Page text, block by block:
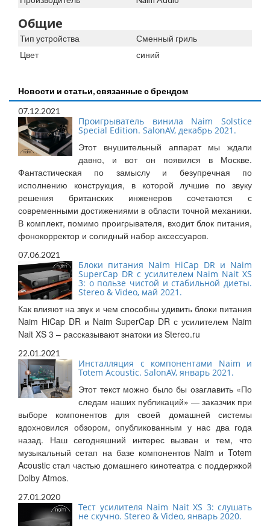
Общие
Тип устройства
Сменный гриль
Цвет
синий
Новости и статьи, связанные с брендом
07.12.2021
Проигрыватель винила Naim Solstice
Special Edition. SalonAV, декабрь 2021.
Этот внушительный аппарат мы ждали
давно, и вот он появился в Москве.
Фантастическая по замыслу и безупречная по
исполнению конструкция, в которой лучшие по звуку
решения британских инженеров сочетаются с
современными достижениями в области точной механики.
В комплект, помимо проигрывателя, входит блок питания,
фонокорректор и солидный набор аксессуаров.
07.06.2021
Блоки питания Naim HiCap DR и Naim
SuperCap DR с усилителем Naim Nait XS
3: о пользе чистой и стабильной диеты.
Stereo & Video, май 2021.
Как влияют на звук и чем способны удивить блоки питания
Naim HiCap DR и Naim SuperCap DR с усилителем Naim
Nait XS 3 – рассказывают знатоки из Stereo.ru
22.01.2021
Инсталляция с компонентами Naim и
Totem Acoustic. SalonAV, январь 2021.
Этот текст можно было бы озаглавить «По
следам наших публикаций» — заказчик при
выборе компонентов для своей домашней системы
вдохновился обзором, опубликованным у нас два года
назад. Наш сегодняшний интерес вызван и тем, что
музыкальный сетап на базе компонентов Naim и Totem
Acoustic стал частью домашнего кинотеатра с поддержкой
Dolby Atmos.
27.01.2020
Тест усилителя Naim Nait XS 3: слушать
не скучно. Stereo & Video, январь 2020.